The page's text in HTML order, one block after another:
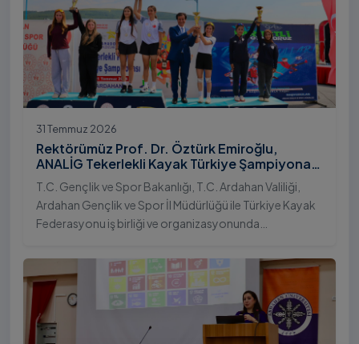
31 Temmuz 2026
Rektörümüz Prof. Dr. Öztürk Emiroğlu,
ANALİG Tekerlekli Kayak Türkiye Şampiyonası
Ödül Töreni’ne Katıldı
T.C. Gençlik ve Spor Bakanlığı, T.C. Ardahan Valiliği,
Ardahan Gençlik ve Spor İl Müdürlüğü ile Türkiye Kayak
Federasyonu iş birliği ve organizasyonunda
Sezonu Tekerlekli Kayak Türkiye Şampiyonası, 30-31
Temmuz 2026 tarihlerinde Ardahan Üniversitesi Yenisey
Yerleşkesi ev sahipliğinde tamamlandı.